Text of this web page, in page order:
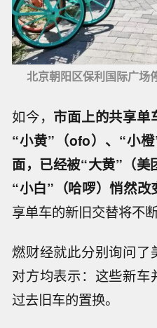
北京朝阳区保利国际广场
如今， 市面上的共享单
“小黄”（ofo）、“小
面，已经被“大黄”（美
“小白”（哈啰）悄然改
享单车的新旧交替将不断
燃财经就此分别询问了
对方均表示：这些新
过去旧车的置换。